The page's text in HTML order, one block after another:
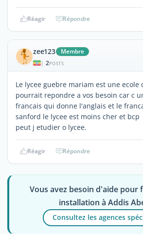
Réagir Répondre
zee123 Membre
| 2POSTS
Le lycee guebre mariam est une ecole
pourrait repondre a vos besoin car c
francais qui donne l'anglais et le
sanford le lycee est moins cher et
peut j etudier o lycee.
Réagir Répondre
Vous avez besoin d'aide pour
installation à Addis
Consultez les agences